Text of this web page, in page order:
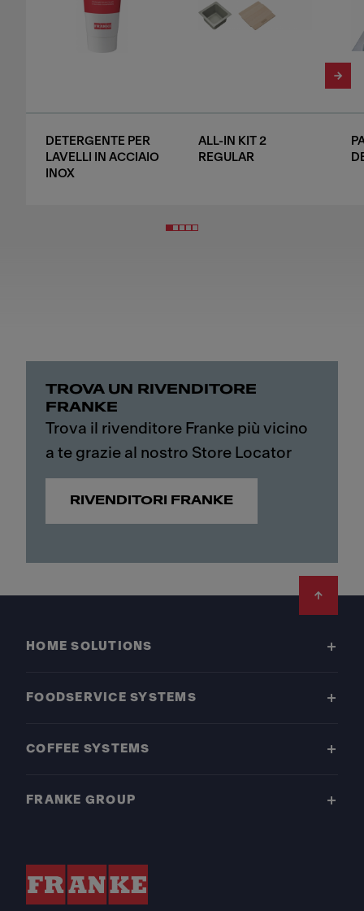
DETERGENTE PER
LAVELLI IN ACCIAIO
INOX
ALL-IN KIT 2
REGULAR
TROVA UN RIVENDITORE
FRANKE
Trova il rivenditore Franke più vicino
a te grazie al nostro Store Locator
RIVENDITORI FRANKE
HOME SOLUTIONS
FOODSERVICE SYSTEMS
COFFEE SYSTEMS
FRANKE GROUP